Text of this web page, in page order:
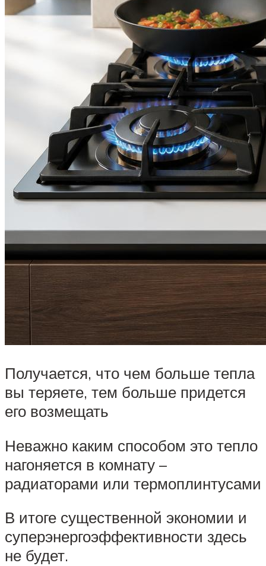
Получается, что чем больше тепла
вы теряете, тем больше придется
его возмещать
Неважно каким способом это тепло
нагоняется в комнату –
радиаторами или термоплинтусами
В итоге существенной экономии и
суперэнергоэффективности здесь
не будет.